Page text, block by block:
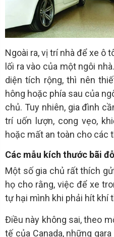
Ngoài ra, vị trí nhà để xe ô
lối ra vào của một ngôi
diện tích rộng, thì nên
hông hoặc phía sau của
chủ. Tuy nhiên, gia đình
trí uốn lượn, cong vẹo,
hoặc mất an toàn cho các
Các mẫu kích thước bãi
Một số gia chủ rất thích
họ cho rằng, việc để xe
tự hại mình khi phải hít khí
Điều này không sai, theo
tế của Canada, những